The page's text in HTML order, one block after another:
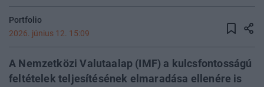
Portfolio
2026. június 12. 15:09
A Nemzetközi Valutaalap (IMF) a kulcsfontosságú
feltételek teljesítésének elmaradása ellenére is